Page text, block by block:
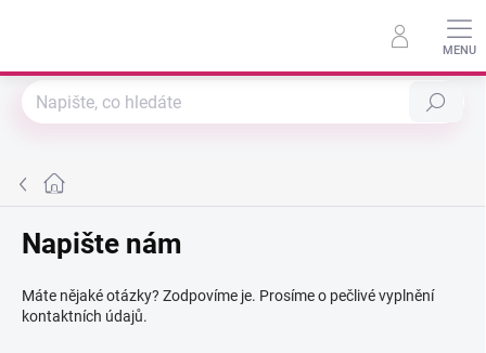
na
obsah
Hledat
Domů
Napište nám
Máte nějaké otázky? Zodpovíme je. Prosíme o pečlivé vyplnění
kontaktních údajů.